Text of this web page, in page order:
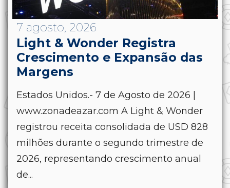
7 agosto, 2026
Light & Wonder Registra
Crescimento e Expansão das
Margens
Estados Unidos.- 7 de Agosto de 2026 |
www.zonadeazar.com A Light & Wonder
registrou receita consolidada de USD 828
milhões durante o segundo trimestre de
2026, representando crescimento anual
de...